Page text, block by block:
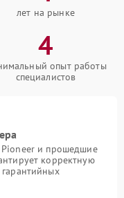
лет на рынке
4
опыт работы
специалистов
Pioneer и прошедшие
корректную